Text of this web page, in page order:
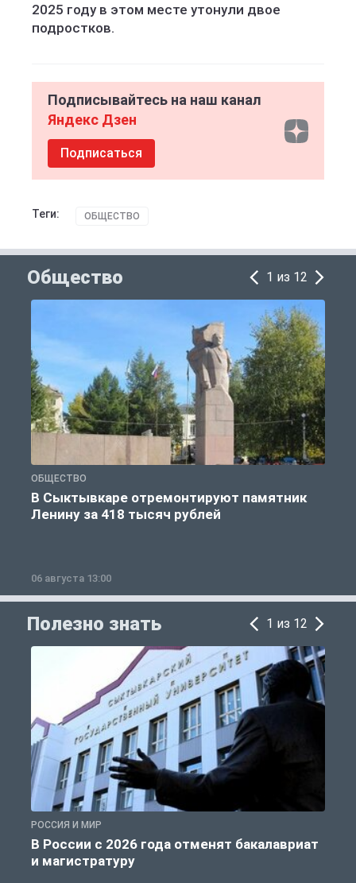
2025 году в этом месте утонули двое
подростков.
Подписывайтесь на наш канал
Яндекс Дзен
Подписаться
Теги: ОБЩЕСТВО
Общество 1 из 12
ОБЩЕСТВО
В Сыктывкаре отремонтируют памятник
Ленину за 418 тысяч рублей
06 августа 13:00
Полезно знать 1 из 12
РОССИЯ И МИР
В России с 2026 года отменят бакалавриат
и магистратуру